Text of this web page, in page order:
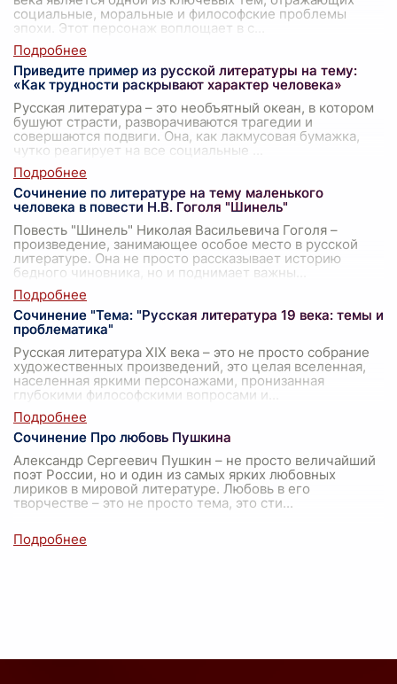
социальные, моральные и философские проблемы
эпохи. Этот персонаж воплощает в с
Приведите пример из русской литературы на тему:
«Как трудности раскрывают характер человека»
Русская литература – это необъятный океан, в котором
бушуют страсти, разворачиваются трагедии и
совершаются подвиги. Она, как лакмусовая бумажка,
чутко реагирует на все социальные
Сочинение по литературе на тему маленького
человека в повести Н.В. Гоголя "Шинель"
Повесть "Шинель" Николая Васильевича Гоголя –
произведение, занимающее особое место в русской
литературе. Она не просто рассказывает историю
бедного чиновника, но и поднимает важны
Сочинение "Тема: "Русская литература 19 века: темы и
проблематика"
Русская литература XIX века – это не просто собрание
художественных произведений, это целая вселенная,
населенная яркими персонажами, пронизанная
глубокими философскими вопросами и
Сочинение Про любовь Пушкина
Александр Сергеевич Пушкин – не просто величайший
поэт России, но и один из самых ярких любовных
лириков в мировой литературе. Любовь в его
творчестве – это не просто тема, это сти...